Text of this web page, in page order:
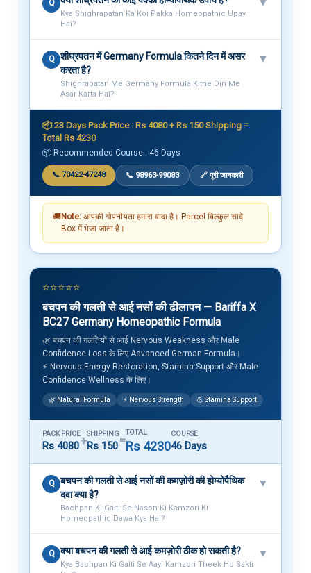
Q
Kya Shighrapatan Ka Koi Pakka Homeopathic Upay
Hai?
Q
शीघ्रपतन में Germany Formula कितने दिन में असर
करता है?
Shighrapatan Me Germany Formula Kitne Din Me
Asar Karta Hai?
▼
📦 23 Days Pack Price : Rs 4080 + Rs 150 Shipping =
Total Rs 4230
📦 Recommended Course : 46 Days
📞 70422-47248 📞 98963-99083 🔗 पूरी जानकारी
🚚Note: आपकी गोपनीयता हमारा वादा है। Parcel बिल्कुल सादे
Box में भेजा जाता है।
⭐⭐⭐⭐⭐
बचपन की गलती से आई नसों की ढीलापन — Bariffa X
BC27 Germany Homeopathic Formula
🌿 बचपन की गलतियों से आई Nervous Weakness और Male
Confidence Loss के लिए Advanced German Formula।
⚡ Nervous Energy Restoration, Stamina Support और Male
Confidence Wellness के लिए।
🌿 Natural Formula ⚡ Nervous Strength 💪 Stamina Support
PACK PRICE
Rs 4080+
SHIPPING
Rs 150=
TOTAL
Rs 4230
COURSE
46 Days
Q
बचपन की गलती से आई नसों की कमज़ोरी की होम्योपैथिक
दवा क्या है?
Bachpan Ki Galti Se Nason Ki Kamzori Ki
Homeopathic Dawa Kya Hai?
▼
Q क्या बचपन की गलती से आई कमज़ोरी ठीक हो सकती है?
Kya Bachpan Ki Galti Se Aayi Kamzori Theek Ho Sakti
▼